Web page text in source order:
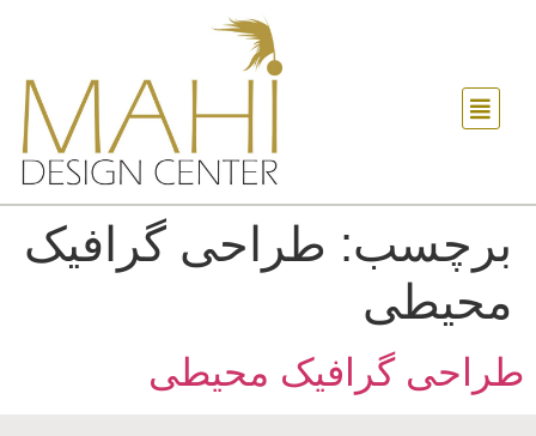
برچسب: طراحی گرافیک
محیطی
طراحی گرافیک محیطی